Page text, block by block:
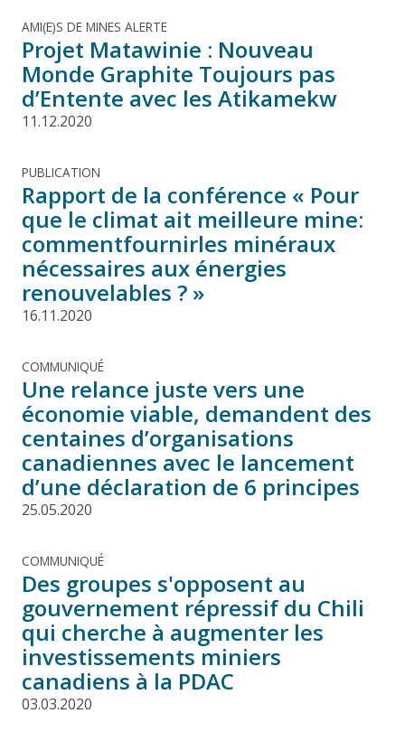
AMI(E)S DE MINES ALERTE
Projet Matawinie : Nouveau
Monde Graphite Toujours pas
d’Entente avec les Atikamekw
11.12.2020
PUBLICATION
Rapport de la conférence « Pour
que le climat ait meilleure mine:
commentfournirles minéraux
nécessaires aux énergies
renouvelables ? »
16.11.2020
COMMUNIQUÉ
Une relance juste vers une
économie viable, demandent des
centaines d’organisations
canadiennes avec le lancement
d’une déclaration de 6 principes
25.05.2020
COMMUNIQUÉ
Des groupes s'opposent au
gouvernement répressif du Chili
qui cherche à augmenter les
investissements miniers
canadiens à la PDAC
03.03.2020